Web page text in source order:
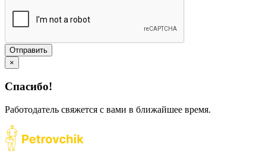
Отправить
×
Спасибо!
Работодатель свяжется с вами в ближайшее время.